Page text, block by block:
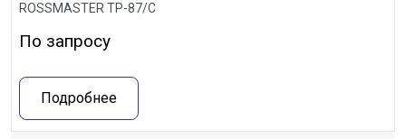
ROSSMASTER ТР-87/С
По запросу
Подробнее